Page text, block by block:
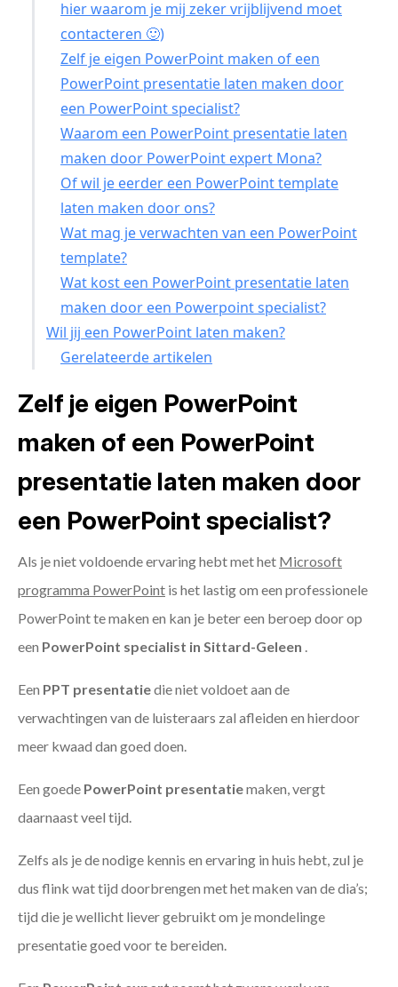
hier waarom je mij zeker vrijblijvend moet
contacteren 🙂)
Zelf je eigen PowerPoint maken of een
PowerPoint presentatie laten maken door
een PowerPoint specialist?
Waarom een PowerPoint presentatie laten
maken door PowerPoint expert Mona?
Of wil je eerder een PowerPoint template
laten maken door ons?
Wat mag je verwachten van een PowerPoint
template?
Wat kost een PowerPoint presentatie laten
maken door een Powerpoint specialist?
Wil jij een PowerPoint laten maken?
Gerelateerde artikelen
Zelf je eigen PowerPoint
maken of een PowerPoint
presentatie laten maken door
een PowerPoint specialist?
Als je niet voldoende ervaring hebt met het Microsoft
programma PowerPoint is het lastig om een professionele
PowerPoint te maken en kan je beter een beroep door op
een PowerPoint specialist in Sittard-Geleen .
Een PPT presentatiedie niet voldoet aan de
verwachtingen van de luisteraars zal afleiden en hierdoor
meer kwaad dan goed doen.
Een goede PowerPoint presentatiemaken, vergt
daarnaast veel tijd.
Zelfs als je de nodige kennis en ervaring in huis hebt, zul je
dus flink wat tijd doorbrengen met het maken van de dia’s;
tijd die je wellicht liever gebruikt om je mondelinge
presentatie goed voor te bereiden.